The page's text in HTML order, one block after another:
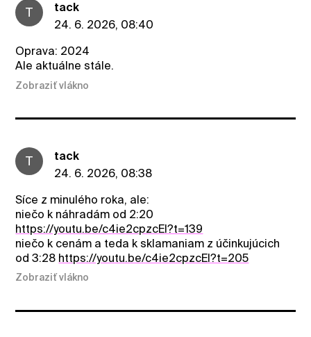
T
tack
24. 6. 2026, 08:40
Oprava: 2024
Ale aktuálne stále.
Zobraziť vlákno
T
tack
24. 6. 2026, 08:38
Síce z minulého roka, ale:
niečo k náhradám od 2:20
https://youtu.be/c4ie2cpzcEI?t=139
niečo k cenám a teda k sklamaniam z účinkujúcich
od 3:28 https://youtu.be/c4ie2cpzcEI?t=205
Zobraziť vlákno